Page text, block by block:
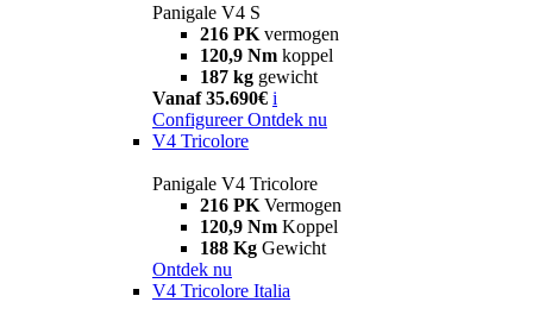
Panigale V4 S
216 PK vermogen
120,9 Nm koppel
187 kg gewicht
Vanaf 35.690€ i
Configureer Ontdek nu
V4 Tricolore
Panigale V4 Tricolore
216 PK Vermogen
120,9 Nm Koppel
188 Kg Gewicht
Ontdek nu
V4 Tricolore Italia